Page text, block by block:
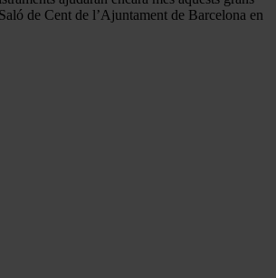
de Cent de l’Ajuntament de Barcelona en